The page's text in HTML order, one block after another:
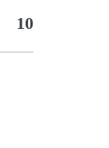
10